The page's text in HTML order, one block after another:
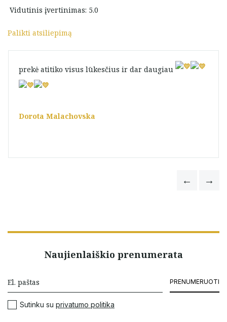
Vidutinis įvertinimas: 5.0
Palikti atsiliepimą
prekė atitiko visus lūkesčius ir dar daugiau
Dorota Malachovska
Naujienlaiškio prenumerata
PRENUMERUOTI
Sutinku su privatumo politika